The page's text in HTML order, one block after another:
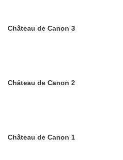
Château de Canon 3
Château de Canon 2
Château de Canon 1